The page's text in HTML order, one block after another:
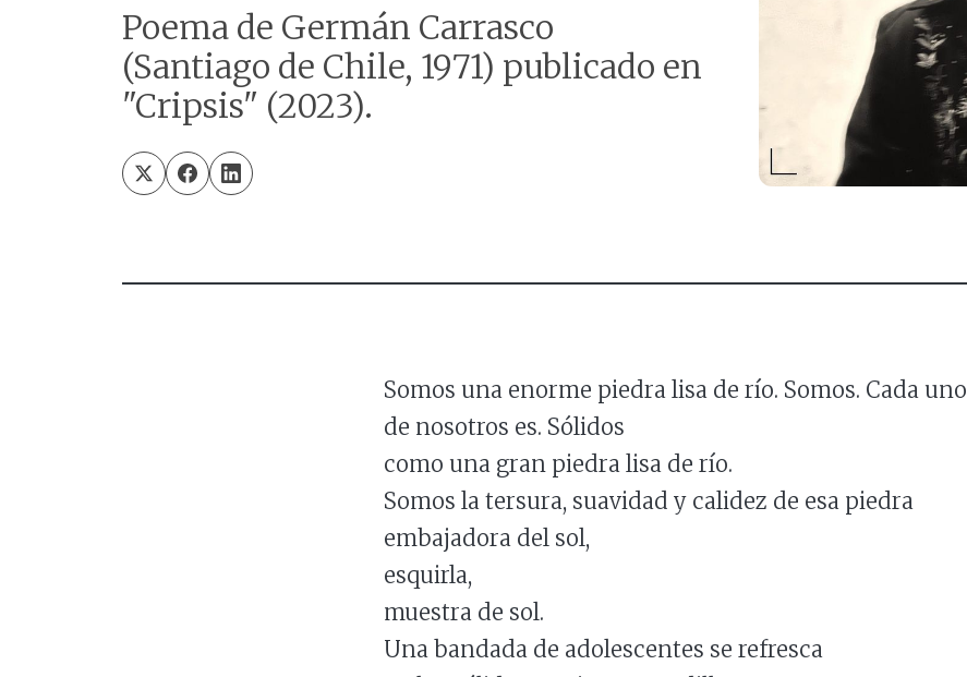
Poema de Germán Carrasco
(Santiago de Chile, 1971) publicado en
"Cripsis" (2023).
Somos una enorme piedra lisa de río. Somos. Cada uno
de nosotros es. Sólidos
como una gran piedra lisa de río.
Somos la tersura, suavidad y calidez de esa piedra
embajadora del sol,
esquirla,
muestra de sol.
Una bandada de adolescentes se refresca